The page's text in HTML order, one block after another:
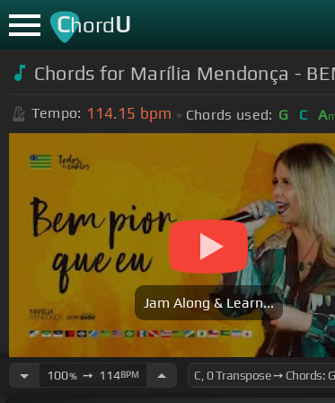
ChordU
Chords for Marília Mendonça -
Tempo: 114.15 bpm Chords used: G C A
Jam Along & Learn...
100%➙ 114BPM